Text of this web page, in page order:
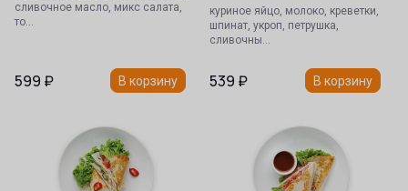
сливочное масло, микс салата,
то…
599 ₽ В корзину
куриное яйцо, молоко, креветки,
шпинат, укроп, петрушка,
сливочны…
539 ₽ В корзину